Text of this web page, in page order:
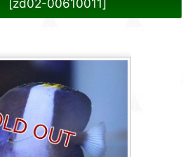
[zd02-00610011]